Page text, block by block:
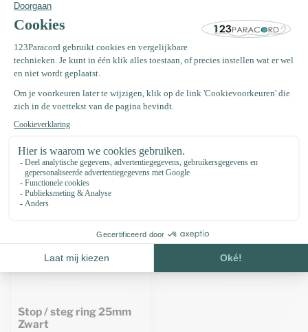
Productomschrijving
Specificaties
Recent bekeken
Stop / steg ring 25mm
Zwart